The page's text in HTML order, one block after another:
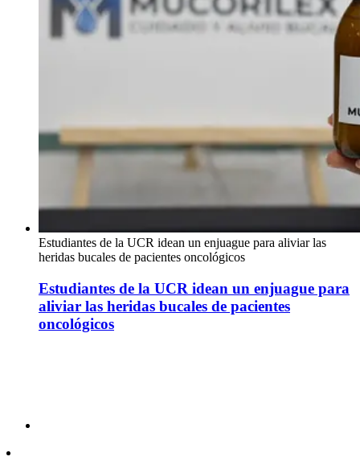
Estudiantes de la UCR idean un enjuague para aliviar las
heridas bucales de pacientes oncológicos
Estudiantes de la UCR idean un enjuague para
aliviar las heridas bucales de pacientes
oncológicos